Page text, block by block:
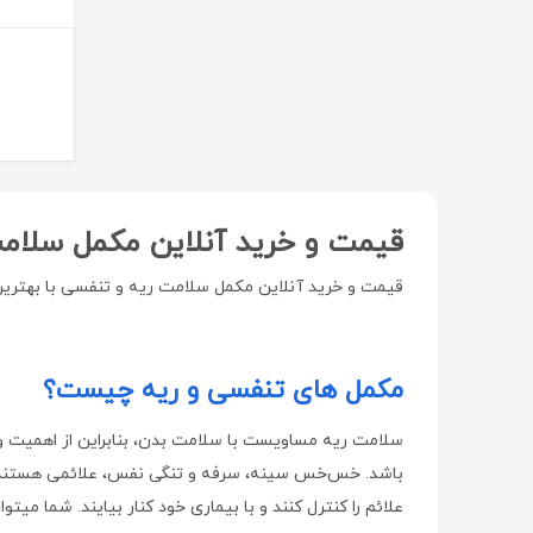
ویتا آریا | Vita Aria
سامکس | Samex
سلکشن سیتی | Selection City
نوتری فیز | Notri Fiz
لایسل | liesel
اسکین شیک | Skin Chic
قیمت و خرید آنلاین مکمل
قیمت و خرید آنلاین مکمل سلامت ریه و تنفسی با
مکمل های تنفسی و ریه چیست؟
سلامت ریه مساویست با سلامت بدن، بنابراین از
باشد. خس‌خس سینه، سرفه و تنگی نفس، علائمی هستند که
علائم را کنترل کنند و با بیماری خود کنار بیایند.